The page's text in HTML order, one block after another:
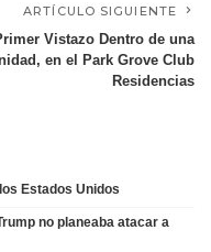
ARTÍCULO SIGUIENTE
Vistazo Dentro de una
en el Park Grove Club
Residencias
Estados Unidos
no planeaba atacar a